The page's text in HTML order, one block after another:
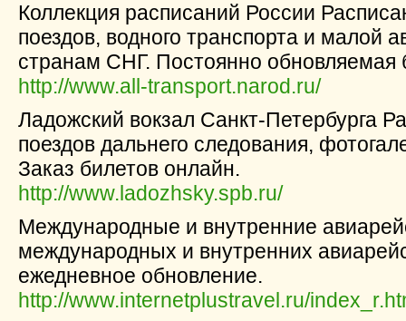
Коллекция расписаний России
поездов, водного транспорта и малой
странам СНГ. Постоянно обновляемая
http://www.all-transport.narod.ru/
Ладожский вокзал Санкт-Петербурга
поездов дальнего следования,
Заказ билетов онлайн.
http://www.ladozhsky.spb.ru/
Международные и внутренние
международных и внутренних
ежедневное обновление.
http://www.internetplustravel.ru/